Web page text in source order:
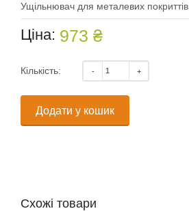
Ущільнювач для металевих покриттів
Ціна: 973 ₴
Кількість:
Додати у кошик
Схожі товари